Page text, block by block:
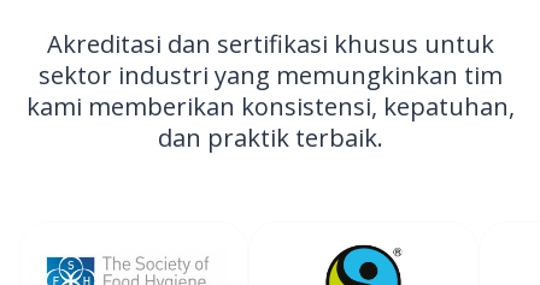
Akreditasi dan sertifikasi khusus untuk
sektor industri yang memungkinkan tim
kami memberikan konsistensi, kepatuhan,
dan praktik terbaik.